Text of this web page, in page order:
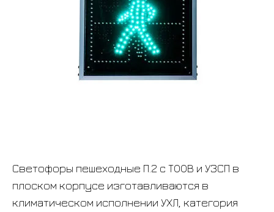
Светофоры пешеходные П.2 с ТООВ и УЗСП в
плоском корпусе изготавливаются в
климатическом исполнении УХЛ, категория